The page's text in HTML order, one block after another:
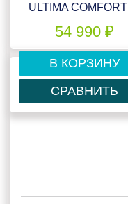
ULTIMA COMFORT
54 990 ₽
В КОРЗИНУ
СРАВНИТЬ